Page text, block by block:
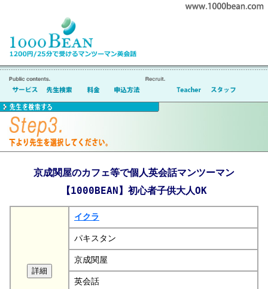
京成関屋のカフェ等で個人英会話マンツーマン
【1000BEAN】初心者子供大人OK
イクラ
パキスタン
京成関屋
英会話